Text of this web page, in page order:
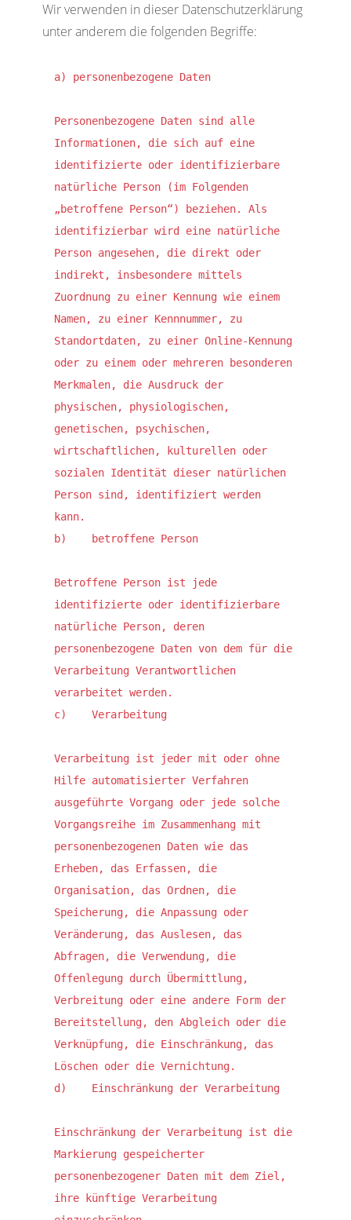
Wir verwenden in dieser Datenschutzerklärung
unter anderem die folgenden Begriffe:
a) personenbezogene Daten
Personenbezogene Daten sind alle
Informationen, die sich auf eine
identifizierte oder identifizierbare
natürliche Person (im Folgenden
„betroffene Person“) beziehen. Als
identifizierbar wird eine natürliche
Person angesehen, die direkt oder
indirekt, insbesondere mittels
Zuordnung zu einer Kennung wie einem
Namen, zu einer Kennnummer, zu
Standortdaten, zu einer Online-Kennung
oder zu einem oder mehreren besonderen
Merkmalen, die Ausdruck der
physischen, physiologischen,
genetischen, psychischen,
wirtschaftlichen, kulturellen oder
sozialen Identität dieser natürlichen
Person sind, identifiziert werden
kann.
b)    betroffene Person
Betroffene Person ist jede
identifizierte oder identifizierbare
natürliche Person, deren
personenbezogene Daten von dem für die
Verarbeitung Verantwortlichen
verarbeitet werden.
c)    Verarbeitung
Verarbeitung ist jeder mit oder ohne
Hilfe automatisierter Verfahren
ausgeführte Vorgang oder jede solche
Vorgangsreihe im Zusammenhang mit
personenbezogenen Daten wie das
Erheben, das Erfassen, die
Organisation, das Ordnen, die
Speicherung, die Anpassung oder
Veränderung, das Auslesen, das
Abfragen, die Verwendung, die
Offenlegung durch Übermittlung,
Verbreitung oder eine andere Form der
Bereitstellung, den Abgleich oder die
Verknüpfung, die Einschränkung, das
Löschen oder die Vernichtung.
d)    Einschränkung der Verarbeitung
Einschränkung der Verarbeitung ist die
Markierung gespeicherter
personenbezogener Daten mit dem Ziel,
ihre künftige Verarbeitung